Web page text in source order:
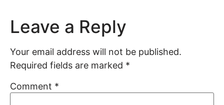
Leave a Reply
Your email address will not be published.
Required fields are marked *
Comment *